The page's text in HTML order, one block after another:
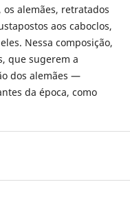
alemães, retratados
aos caboclos,
Nessa composição,
que sugerem a
dos alemães —
da época, como